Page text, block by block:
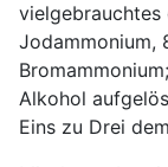
vielgebrauchtes
Jodammonium,
Alkohol
Eins zu Drei